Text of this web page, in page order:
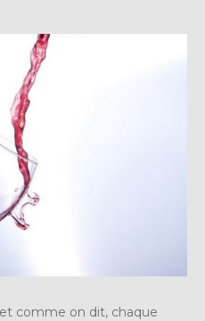
comme on dit, chaque